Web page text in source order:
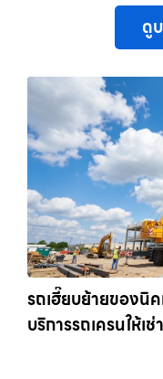
ดู
รถเฮี๊ยบย้ายของนิ
บริการรถเครนให้เ